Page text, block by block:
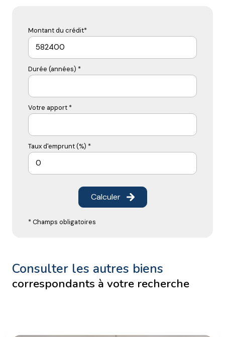
Montant du crédit*
Durée (années) *
Votre apport *
Taux d'emprunt (%) *
Calculer
* Champs obligatoires
consulter les autres biens
correspondants à votre recherche